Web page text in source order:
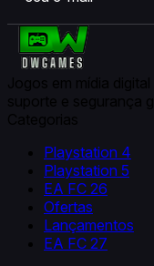
Playstation 4
Playstation 5
EA FC 26
Ofertas
Lançamentos
EA FC 27